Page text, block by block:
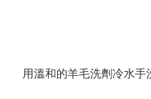
用溫和的羊毛洗劑冷水